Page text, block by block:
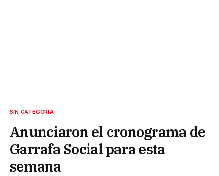
SIN CATEGORÍA
Anunciaron el cronograma de
Garrafa Social para esta
semana